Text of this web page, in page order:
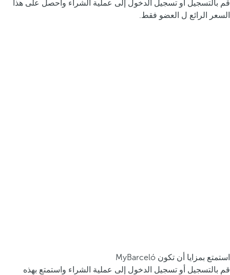
قم بالتسجيل أو تسجيل الدخول إلى عملية الشراء واحصل على هذا
السعر الرائع ل العضو فقط.
استمتع بمزايا أن تكون MyBarceló
قم بالتسجيل أو تسجيل الدخول إلى عملية الشراء واستمتع بهذه